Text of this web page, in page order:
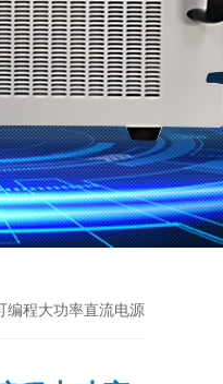
编程大功率直流电源